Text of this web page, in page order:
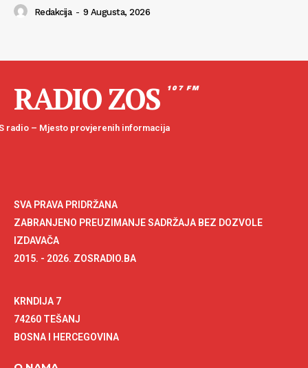
Redakcija - 9 Augusta, 2026
RADIO ZOS 107 FM
radio – Mjesto provjerenih informacija
SVA PRAVA PRIDRŽANA
ZABRANJENO PREUZIMANJE SADRŽAJA BEZ DOZVOLE
IZDAVAČA
2015. - 2026. ZOSRADIO.BA
KRNDIJA 7
74260 TEŠANJ
BOSNA I HERCEGOVINA